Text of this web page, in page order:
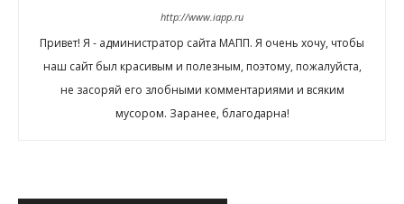
http://www.iapp.ru
Привет! Я - администратор сайта МАПП. Я очень хочу, чтобы
наш сайт был красивым и полезным, поэтому, пожалуйста,
не засоряй его злобными комментариями и всяким
мусором. Заранее, благодарна!